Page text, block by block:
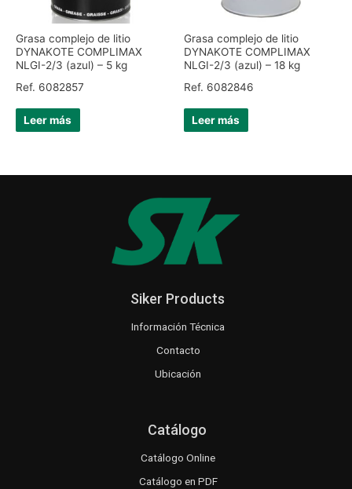
Grasa complejo de litio
DYNAKOTE COMPLIMAX
NLGI-2/3 (azul) – 5 kg
Ref. 6082857
Leer más
Grasa complejo de litio
DYNAKOTE COMPLIMAX
NLGI-2/3 (azul) – 18 kg
Ref. 6082846
Leer más
Siker Products
Información Técnica
Contacto
Ubicación
Catálogo
Catálogo Online
Catálogo en PDF